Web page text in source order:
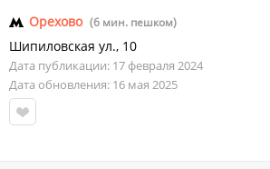
Орехово (6 мин. пешком)
Шипиловская ул., 10
Дата публикации: 17 февраля 2024
Дата обновления: 16 мая 2025